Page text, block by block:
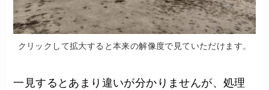
クリックして拡大すると本来の解像度で見ていただけます。
一見するとあまり違いが分かりませんが、処理